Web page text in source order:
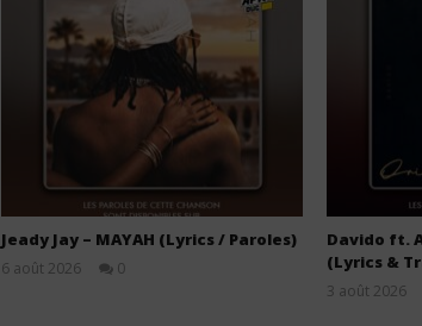
Jeady Jay – MAYAH (Lyrics / Paroles)
6 août 2026
0
Davido ft.
(Lyrics &
3 août 2026